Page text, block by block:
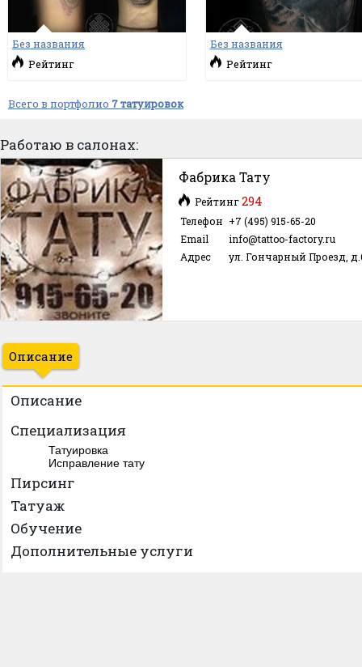
Без названия
Рейтинг
Без названия
Рейтинг
Всего в портфолио 7 татуировок
Работаю в салонах:
Фабрика Тату
Рейтинг294
Телефон +7 (495) 915-65-20
Email
info@tattoo-factory.ru
Адрес
ул. Гончарный Проезд,
Описание
Описание
Специализация
Татуировка
Исправление тату
Пирсинг
Татуаж
Обучение
Дополнительные услуги